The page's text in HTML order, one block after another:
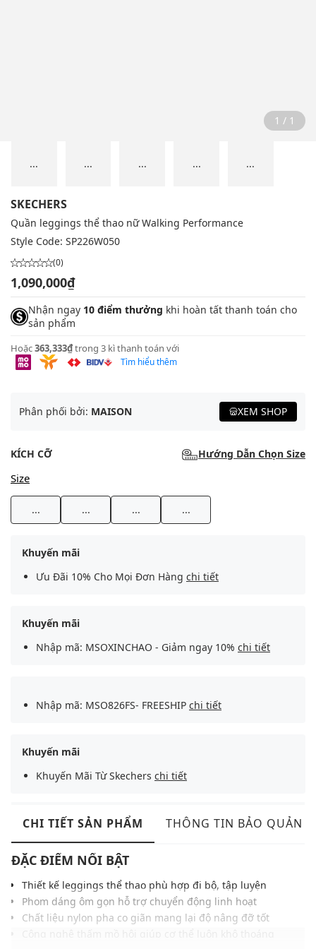
1 / 1
... ... ... ... ...
SKECHERS
Quần leggings thể thao nữ Walking Performance
Style Code: SP226W050
(0)
1,090,000₫
Nhận ngay 10 điểm thưởng khi hoàn tất thanh toán cho
sản phẩm
Hoặc363,333₫trong 3 kì thanh toán với
Tìm hiểu thêm
Phân phối bởi: MAISON XEM SHOP
KÍCH CỠ Hướng Dẫn Chọn Size
Size
... ... ... ...
Khuyến mãi
Ưu Đãi 10% Cho Mọi Đơn Hàng chi tiết
Khuyến mãi
Nhập mã: MSOXINCHAO - Giảm ngay 10% chi tiết
Nhập mã: MSO826FS- FREESHIP chi tiết
Khuyến mãi
Khuyến Mãi Từ Skechers chi tiết
CHI TIẾT SẢN PHẨM THÔNG TIN BẢO QUẢN
ĐẶC ĐIỂM NỔI BẬT
Thiết kế leggings thể thao phù hợp đi bộ, tập luyện
Phom dáng ôm gọn hỗ trợ chuyển động linh hoạt
Chất liệu nylon pha co giãn mang lại độ nâng đỡ tốt